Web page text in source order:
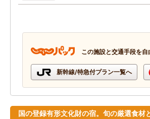
この施設と交通手段を
新幹線/特急付プラン一覧へ
国の登録有形文化財の宿。旬の厳選食材